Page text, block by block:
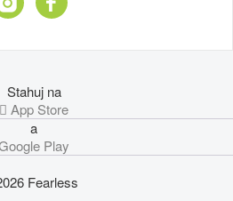
Stahuj na
 App Store
a
Play
Fearless